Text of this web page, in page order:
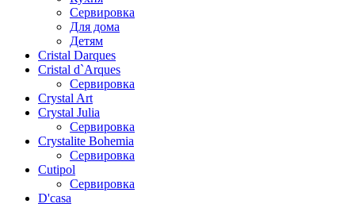
Сервировка
Для дома
Детям
Cristal Darques
Cristal d`Arques
Сервировка
Crystal Art
Crystal Julia
Сервировка
Crystalite Bohemia
Сервировка
Cutipol
Сервировка
D'casa